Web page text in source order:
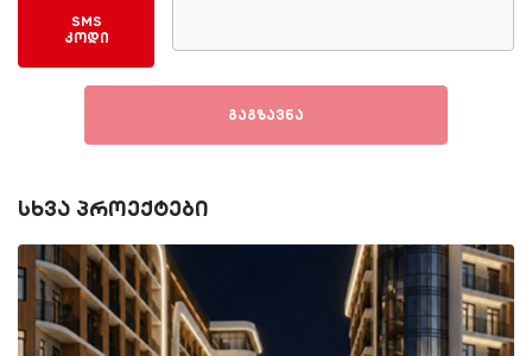
SMS
კოდი
გაგზავნა
სხვა პროექტები